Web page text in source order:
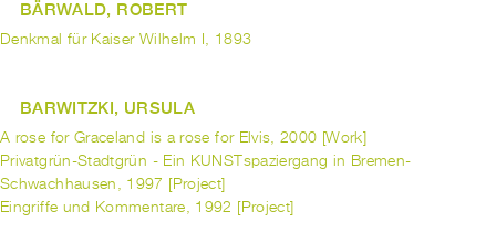
BÄRWALD, ROBERT
Denkmal für Kaiser Wilhelm I, 1893
BARWITZKI, URSULA
A rose for Graceland is a rose for Elvis, 2000 [Work]
Privatgrün-Stadtgrün - Ein KUNSTspaziergang in Bremen-
Schwachhausen, 1997 [Project]
Eingriffe und Kommentare, 1992 [Project]